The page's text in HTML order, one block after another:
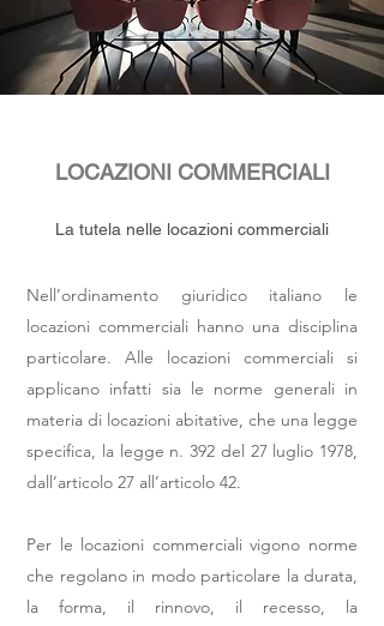
LOCAZIONI COMMERCIALI
La tutela nelle locazioni commerciali
Nell’ordinamento giuridico italiano le
locazioni commerciali hanno una disciplina
particolare. Alle locazioni commerciali si
applicano infatti sia le norme generali in
materia di locazioni abitative, che una legge
specifica, la legge n. 392 del 27 luglio 1978,
dall’articolo 27 all’articolo 42.
Per le locazioni commerciali vigono norme
che regolano in modo particolare la durata,
la forma, il rinnovo, il recesso, la